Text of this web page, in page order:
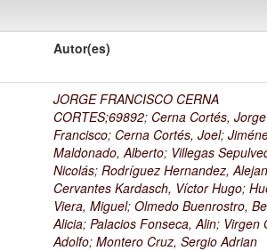
Autor(es)
JORGE FRANCISCO CERNA
CORTES;69892; Cerna Cortés, Jorge
Francisco; Cerna Cortés, Joel;
Maldonado, Alberto; Villegas
Nicolás;Rodríguez Hernandez,
Cervantes Kardasch, Víctor Hugo;
Viera, Miguel;Olmedo Buenrostro,
Alicia;Palacios Fonseca, Alin; Virgen
Adolfo;Montero Cruz, Sergio Adrian